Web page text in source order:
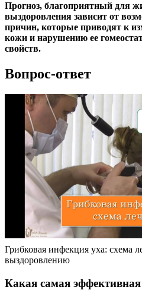
Прогноз, благоприятный для
выздоровления зависит от
причин, которые приводят к
кожи и нарушению ее
свойств.
Вопрос-ответ
Грибковая инфекция уха: схема
выздоровлению
Какая самая